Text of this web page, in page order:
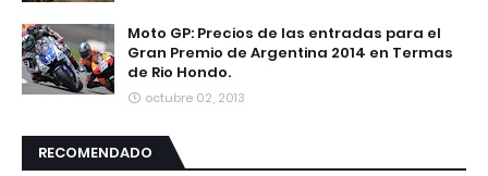
Moto GP: Precios de las entradas para el
Gran Premio de Argentina 2014 en Termas
de Rio Hondo.
octubre 02, 2013
RECOMENDADO